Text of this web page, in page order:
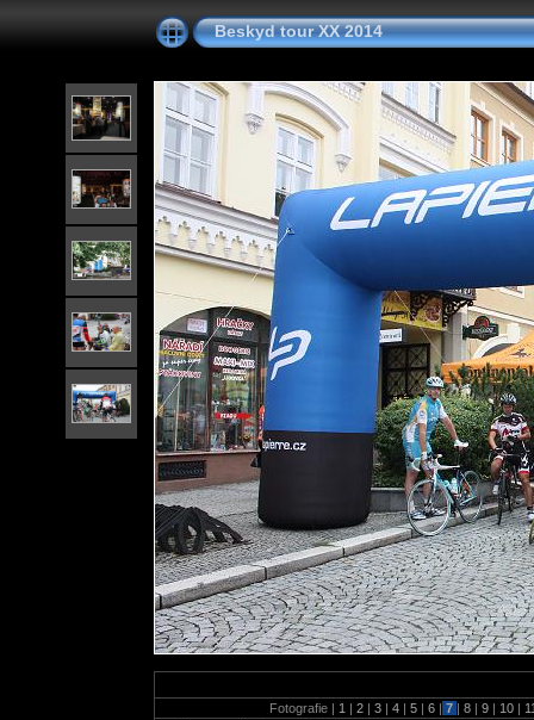
Beskyd tour XX 2014
Fotografie | 1 | 2 | 3 | 4 | 5 | 6 | 7 | 8 | 9 | 10 |